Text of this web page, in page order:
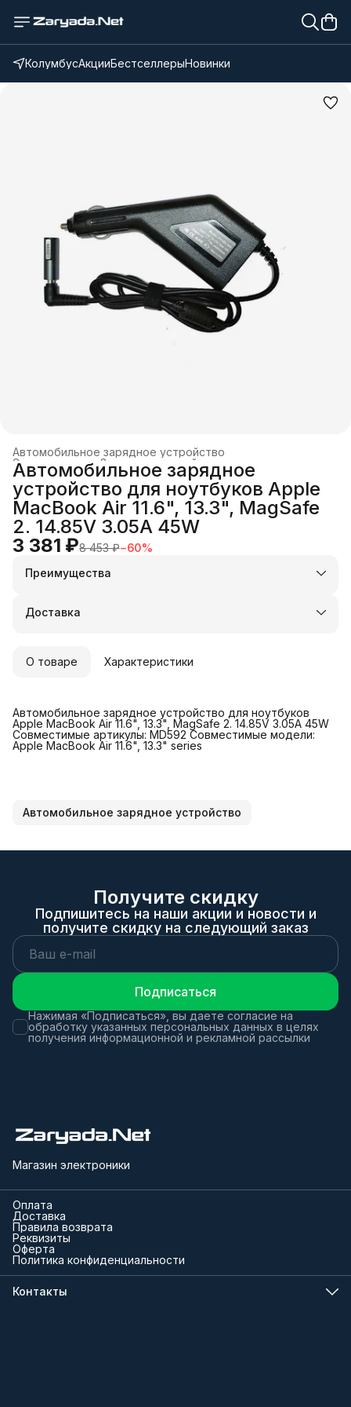
КолумбусАкцииБестселлерыНовинки
Автомобильное зарядное устройство
Зарядные устройства и док-станции
Электроника
›
Главная ›
Автомобильное зарядное
устройство для ноутбуков Apple
MacBook Air 11.6", 13.3", MagSafe
2. 14.85V 3.05A 45W
3 381 ₽8 453 ₽−60%
Преимущества
Оплата частями в Сплит
Удобный возврат
Доставка
О товаре Характеристики
Автомобильное зарядное устройство для ноутбуков
Apple MacBook Air 11.6", 13.3", MagSafe 2. 14.85V 3.05A 45W
Совместимые артикулы: MD592 Совместимые модели:
Apple MacBook Air 11.6", 13.3" series
Автомобильное зарядное устройство
Получите скидку
Подпишитесь на наши акции и новости и
получите скидку на следующий заказ
Подписаться
Нажимая «Подписаться», вы даете согласие на
обработку указанных персональных данных в целях
получения информационной и рекламной рассылки
Магазин электроники
Оплата
Доставка
Правила возврата
Реквизиты
Оферта
Политика конфиденциальности
Контакты